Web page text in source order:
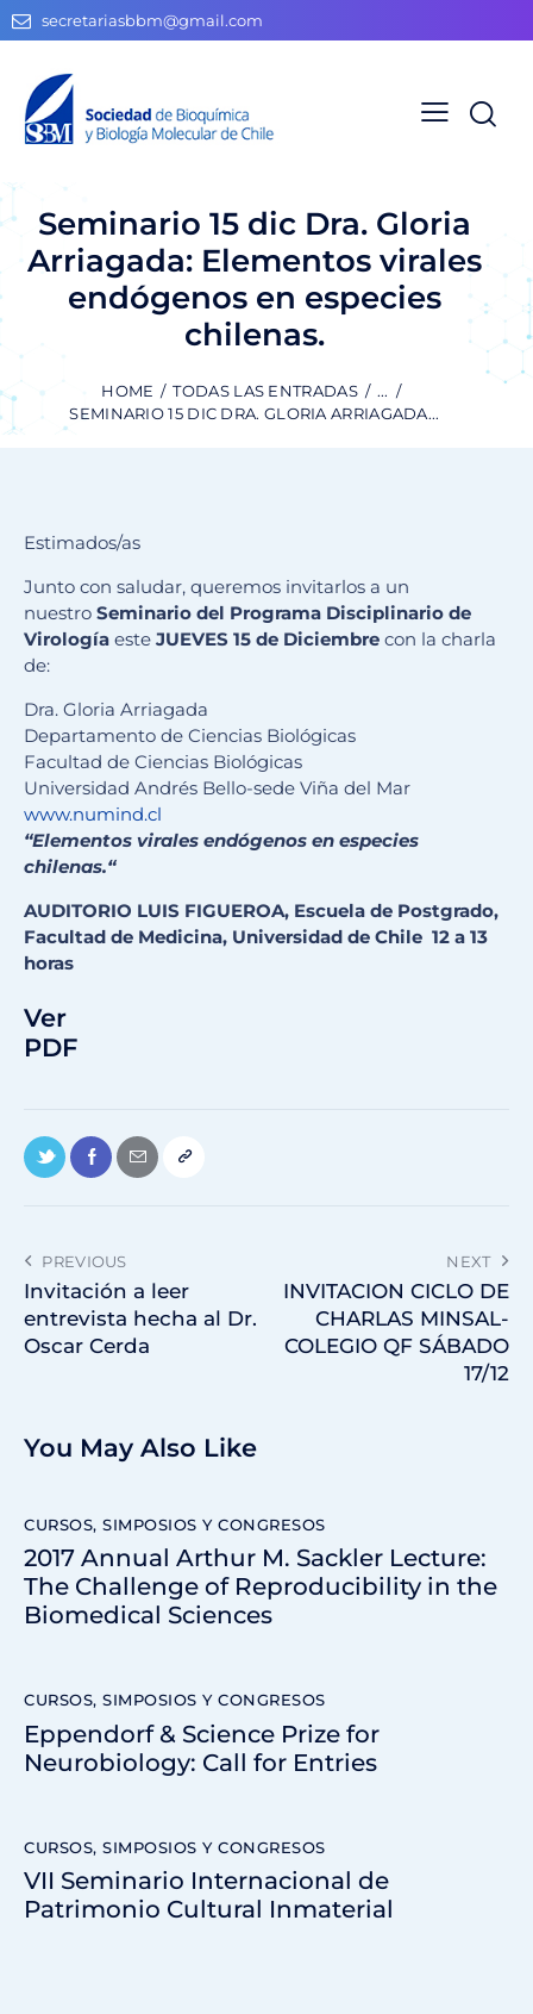
secretariasbbm@gmail.com
Seminario 15 dic Dra. Gloria
Arriagada: Elementos virales
endógenos en especies
chilenas.
HOME TODAS LAS ENTRADAS
...
SEMINARIO 15 DIC DRA. GLORIA ARRIAGADA...
Estimados/as
Junto con saludar, queremos invitarlos a un
nuestro Seminario del Programa Disciplinario de
Virología este JUEVES 15 de Diciembre con la charla
de:
Dra. Gloria Arriagada
Departamento de Ciencias Biológicas
Facultad de Ciencias Biológicas
Universidad Andrés Bello-sede Viña del Mar
www.numind.cl
“Elementos virales endógenos en especies
chilenas.“
AUDITORIO LUIS FIGUEROA, Escuela de Postgrado,
Facultad de Medicina, Universidad de Chile 12 a 13
horas
Ver
PDF
PREVIOUS
Invitación a leer
entrevista hecha al Dr.
Oscar Cerda
NEXT
INVITACION CICLO DE
CHARLAS MINSAL-
COLEGIO QF SÁBADO
17/12
You May Also Like
CURSOS, SIMPOSIOS Y CONGRESOS
2017 Annual Arthur M. Sackler Lecture:
The Challenge of Reproducibility in the
Biomedical Sciences
CURSOS, SIMPOSIOS Y CONGRESOS
Eppendorf & Science Prize for
Neurobiology: Call for Entries
CURSOS, SIMPOSIOS Y CONGRESOS
VII Seminario Internacional de
Patrimonio Cultural Inmaterial